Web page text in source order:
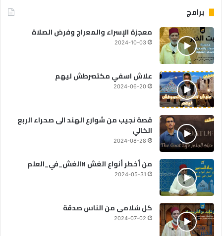
برامج
معجزة الإسراء والمعراج وفرض الصلاة
2024-10-03
علاش اسفي مكتصرطش ليهم
2024-06-20
قصة نجيب من شوارع الهند الى صحراء الربع
الخالي
2024-08-28
من أخطر أنواع الغش #الغش_في_العلم
2024-05-31
كل سُلامى من الناس صدقة
2024-07-02